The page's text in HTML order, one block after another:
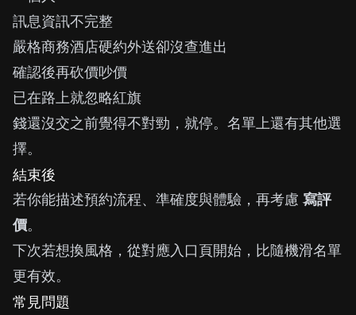
訊息資訊不完整
嚴格商務酒店硬約外送卻沒查進出
確認後再砍價吵價
已在路上就忽略紅旗
錢還沒交之前覺得不對勁，就停。名單上還有其他選
擇。
結束後
若你能描述預約流程、準確度與體驗，再考慮寫評
價。
下次若想換風格，從對應入口頁開始，比隨機滑名單
更有效。
常見問題